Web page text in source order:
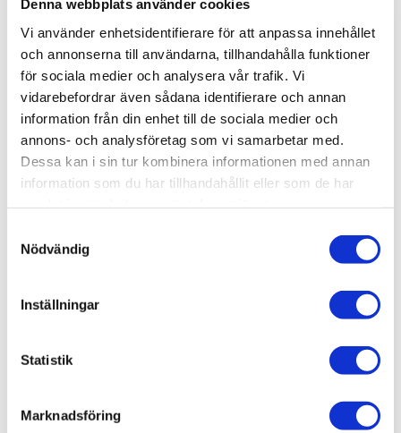
Denna webbplats använder cookies
Vi använder enhetsidentifierare för att anpassa innehållet
och annonserna till användarna, tillhandahålla funktioner
för sociala medier och analysera vår trafik. Vi
vidarebefordrar även sådana identifierare och annan
information från din enhet till de sociala medier och
annons- och analysföretag som vi samarbetar med.
Dessa kan i sin tur kombinera informationen med annan
information som du har tillhandahållit eller som de har
Nödvändig
Inställningar
Statistik
Marknadsföring
Färg
Antikvit
Front
Höjd (mm) 756 mm
Utförande Vänster
Varumärke Björbo Badrum
SKU / artikelnummer: SVS4H1V-BB
Relaterade kategorier
Bad & kök / Badrum / Badrumsmöbler /
Vägg- & högs
Varumärken / Björbo Badrum /
Badrumsmöbler